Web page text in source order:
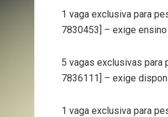
1 vaga exclusiva para
7830453] – exige
5 vagas exclusivas para
7836111] – exige
1 vaga exclusiva para